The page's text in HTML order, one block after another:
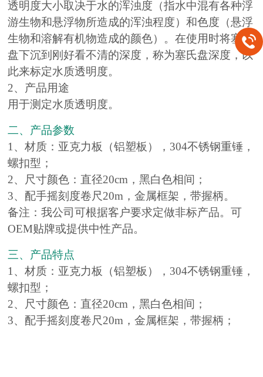
透明度大小取决于水的浑浊度（指水中混有各种浮
游生物和悬浮物所造成的浑浊程度）和色度（悬浮
生物和溶解有机物造成的颜色）。在使用时将塞氏
盘下沉到刚好看不清的深度，称为塞氏盘深度，以
此来标定水质透明度。
2、产品用途
用于测定水质透明度。
二、产品参数
1、材质：亚克力板（铝塑板），304不锈钢重锤，
螺扣型；
2、尺寸颜色：直径20cm，黑白色相间；
3、配手摇刻度卷尺20m，金属框架，带握柄。
备注：我公司可根据客户要求定做非标产品。可
OEM贴牌或提供中性产品。
三、产品特点
1、材质：亚克力板（铝塑板），304不锈钢重锤，
螺扣型；
2、尺寸颜色：直径20cm，黑白色相间；
3、配手摇刻度卷尺20m，金属框架，带握柄；